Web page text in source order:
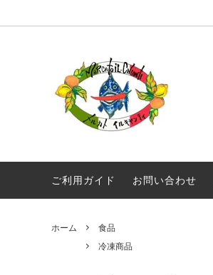
オリジナル商品
メール便配送
真夜中のスパゲティ
毎月届く！定期便 イルキャンテ
シング 380g
ご利用ガイド お問い合わせ
ホーム
食品
冷凍商品